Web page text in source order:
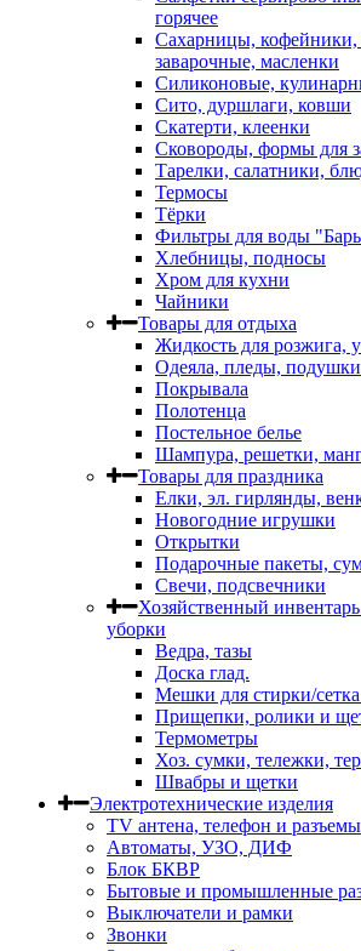
горячее
Сахарницы, кофейники,
заварочные, масленки
Силиконовые,
Сито, дуршлаги, ковши
Скатерти, клеенки
Сковороды, формы для
Тарелки, салатники,
Термосы
Тёрки
Фильтры для воды
Хлебницы, подносы
Хром для кухни
Чайники
Товары для отдыха
Жидкость для розжига,
Одеяла, пледы, подушки
Покрывала
Полотенца
Постельное белье
Шампура, решетки,
Товары для праздника
Елки, эл. гирлянды,
Новогодние игрушки
Открытки
Подарочные пакеты,
Свечи, подсвечники
Хозяйственный
уборки
Ведра, тазы
Доска глад.
Мешки для стирки/
Прищепки, ролики и
Термометры
Хоз. сумки, тележки,
Швабры и щетки
Электротехнические изделия
TV aнтена, телефон и разъемы
Автоматы, УЗО, ДИФ
Блок БКВР
Бытовые и промышленные
Выключатели и рамки
Звонки